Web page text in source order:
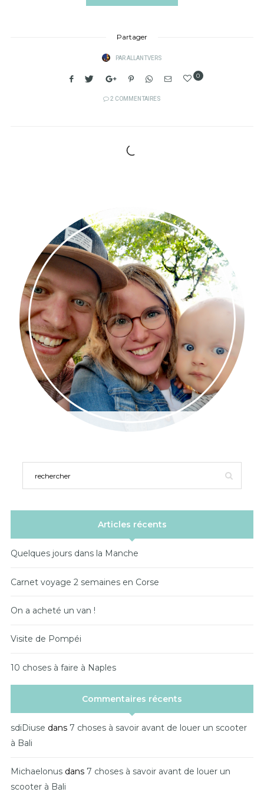
Partager
PARALLANTVERS
0
2 COMMENTAIRES
Articles récents
Quelques jours dans la Manche
Carnet voyage 2 semaines en Corse
On a acheté un van !
Visite de Pompéi
10 choses à faire à Naples
Commentaires récents
sdiDiuse dans 7 choses à savoir avant de louer un scooter
à Bali
Michaelonus dans 7 choses à savoir avant de louer un
scooter à Bali